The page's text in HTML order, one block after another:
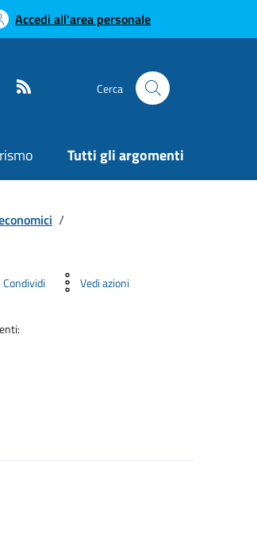
Accedi all'area personale
Cerca
Tutti gli argomenti
/
Condividi Vedi azioni